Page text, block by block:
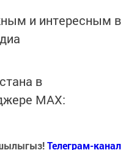
и интересным в
в
MАХ:
Телеграм-канал